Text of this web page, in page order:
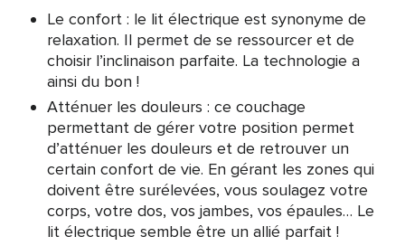
Le confort : le lit électrique est synonyme de
relaxation. Il permet de se ressourcer et de
choisir l’inclinaison parfaite. La technologie a
ainsi du bon !
Atténuer les douleurs : ce couchage
permettant de gérer votre position permet
d’atténuer les douleurs et de retrouver un
certain confort de vie. En gérant les zones qui
doivent être surélevées, vous soulagez votre
corps, votre dos, vos jambes, vos épaules… Le
lit électrique semble être un allié parfait !